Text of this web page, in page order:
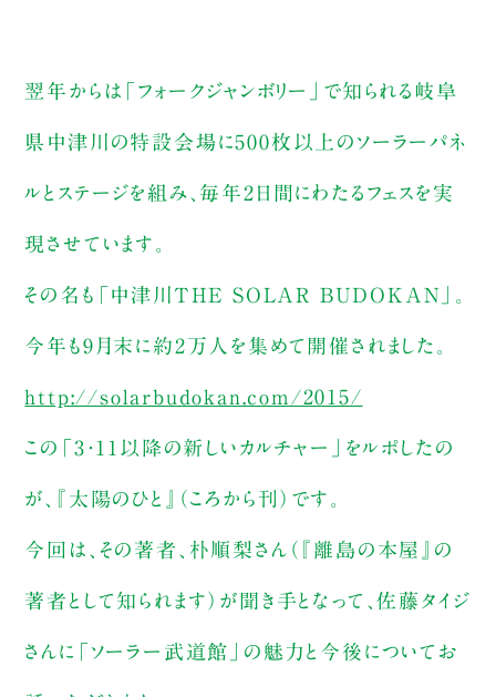
翌年からは「フォークジャンボリー」で知られる岐阜
県中津川の特設会場に500枚以上のソーラーパネ
ルとステージを組み、毎年2日間にわたるフェスを実
現させています。
その名も「中津川THE SOLAR BUDOKAN」。
今年も9月末に約2万人を集めて開催されました。
http://solarbudokan.com/2015/
この「3・11以降の新しいカルチャー」をルポしたの
が、『太陽のひと』（ころから刊）です。
今回は、その著者、朴順梨さん（『離島の本屋』の
著者として知られます）が聞き手となって、佐藤タイジ
さんに「ソーラー武道館」の魅力と今後についてお